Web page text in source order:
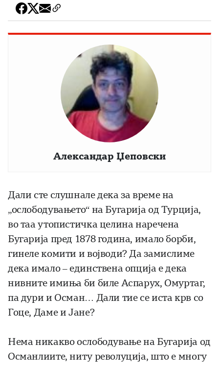
Александар Џеповски
Дали сте слушнале дека за време на
„ослободувањето“ на Бугарија од Турција,
во таа утопистичка целина наречена
Бугарија пред 1878 година, имало борби,
гинеле комити и војводи? Да замислиме
дека имало – единствена опција е дека
нивните имиња би биле Аспарух, Омуртаг,
па дури и Осман… Дали тие се иста крв со
Гоце, Даме и Јане?
Нема никакво ослободување на Бугарија од
Османлиите, ниту револуција, што е многу